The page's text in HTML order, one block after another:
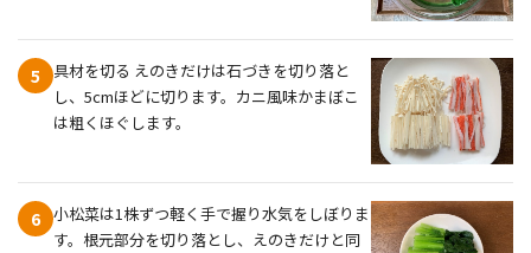
5
具材を切る えのきだけは石づきを切り落と
し、5cmほどに切ります。カニ風味かまぼこ
は粗くほぐします。
6 小松菜は1株ずつ軽く手で握り水気をしぼりま
す。根元部分を切り落とし、えのきだけと同